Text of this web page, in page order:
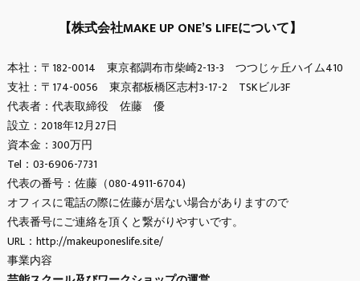
【株式会社MAKE UP ONE’S LIFEについて】
本社：〒182-0014 東京都調布市柴崎2-13-3 つつじヶ丘ハイム410
支社：〒174-0056 東京都板橋区志村3-17-2 TSKビル3F
代表者：代表取締役 佐藤 優
設立：2018年12月27日
資本金：300万円
Tel：03-6906-7731
代表の番号：佐藤（080-4911-6704)
オフィスに電話の際に佐藤が居ない場合がありますので
代表番号にご連絡を頂くと繋がりやすいです。
URL： http://makeuponeslife.site/
事業内容